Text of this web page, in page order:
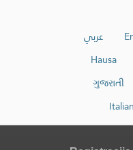
عربي
Hausa
ગુજરાતી